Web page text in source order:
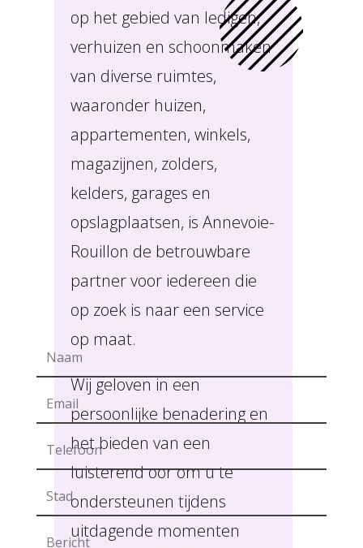
op het gebied van ledigen,
verhuizen en schoonmaken
van diverse ruimtes,
waaronder huizen,
appartementen, winkels,
magazijnen, zolders,
kelders, garages en
opslagplaatsen, is Annevoie-
Rouillon de betrouwbare
partner voor iedereen die
op zoek is naar een service
op maat.
Wij geloven in een
persoonlijke benadering en
het bieden van een
luisterend oor om u te
ondersteunen tijdens
uitdagende momenten